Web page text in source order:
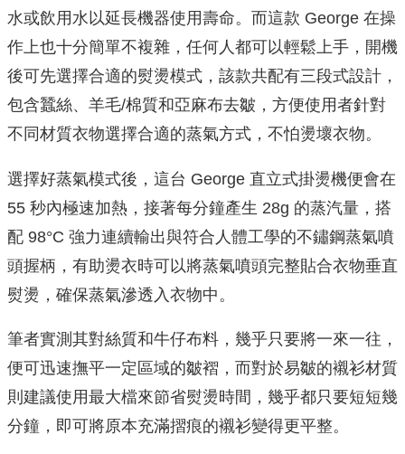
水或飲用水以延長機器使用壽命。而這款 George 在操
作上也十分簡單不複雜，任何人都可以輕鬆上手，開機
後可先選擇合適的熨燙模式，該款共配有三段式設計，
包含蠶絲、羊毛/棉質和亞麻布去皺，方便使用者針對
不同材質衣物選擇合適的蒸氣方式，不怕燙壞衣物。
選擇好蒸氣模式後，這台 George 直立式掛燙機便會在
55 秒內極速加熱，接著每分鐘產生 28g 的蒸汽量，搭
配 98°C 強力連續輸出與符合人體工學的不鏽鋼蒸氣噴
頭握柄，有助燙衣時可以將蒸氣噴頭完整貼合衣物垂直
熨燙，確保蒸氣滲透入衣物中​。
筆者實測其對絲質和牛仔布料，幾乎只要將一來一往，
便可迅速撫平一定區域的皺褶，而對於易皺的襯衫材質
則建議使用最大檔來節省熨燙時間，幾乎都只要短短幾
分鐘，即可將原本充滿摺痕的襯衫變得更平整。